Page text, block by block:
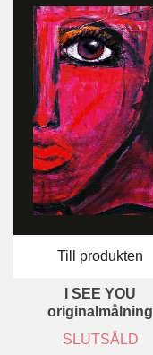
Till produkten
I SEE YOU
originalmålning
SLUTSÅLD